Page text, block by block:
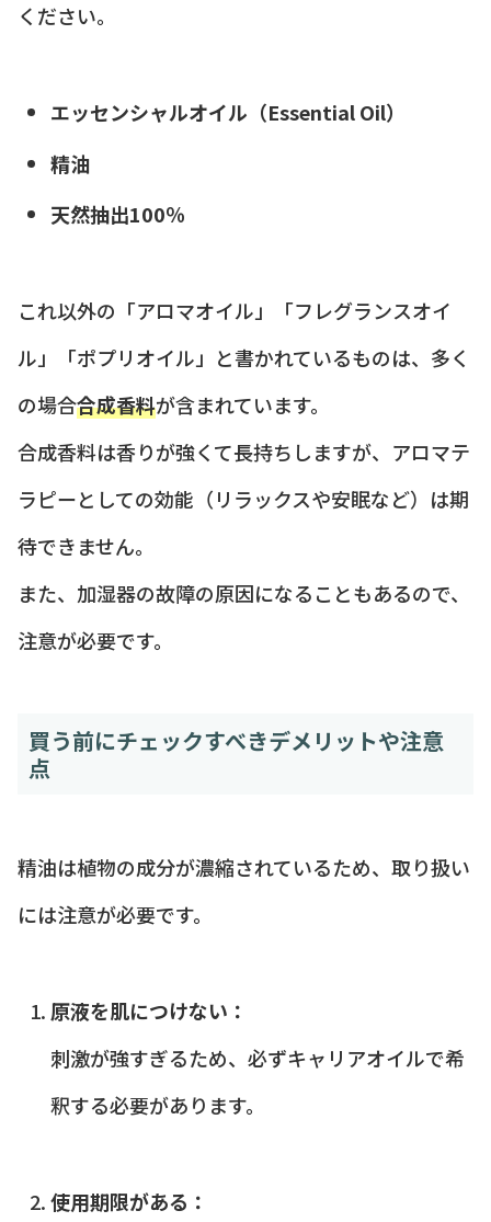
ください。
エッセンシャルオイル（Essential Oil）
精油
天然抽出100％
これ以外の「アロマオイル」「フレグランスオイ
ル」「ポプリオイル」と書かれているものは、多く
の場合合成香料が含まれています。
合成香料は香りが強くて長持ちしますが、アロマテ
ラピーとしての効能（リラックスや安眠など）は期
待できません。
また、加湿器の故障の原因になることもあるので、
注意が必要です。
買う前にチェックすべきデメリットや注意
点
精油は植物の成分が濃縮されているため、取り扱い
には注意が必要です。
原液を肌につけない：
刺激が強すぎるため、必ずキャリアオイルで希
釈する必要があります。
使用期限がある：